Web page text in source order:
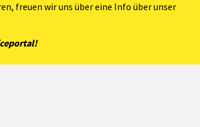
freuen wir uns über eine Info über unser